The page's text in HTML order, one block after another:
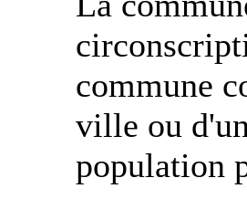
commune
ville ou
population